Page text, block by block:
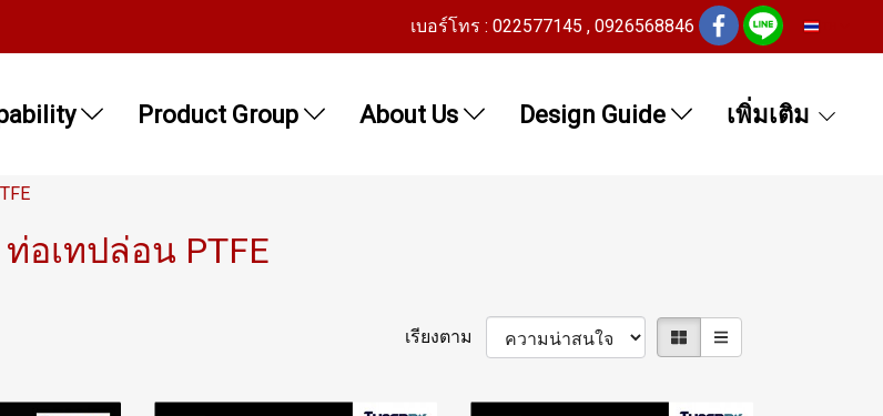
เบอร์โทร : 022577145 , 0926568846
Product Group About Us Design Guide เพิ่มเติม
ท่อเทปล่อน PTFE
เรียงตาม